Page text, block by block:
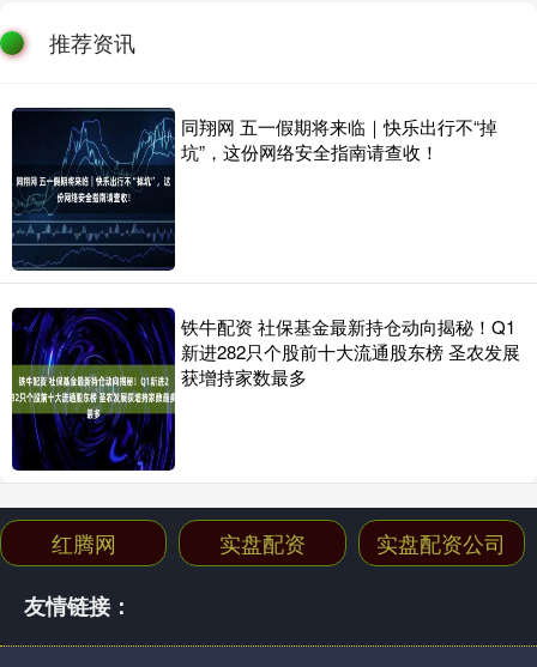
推荐资讯
同翔网 五一假期将来临｜快乐出行不“掉
坑”，这份网络安全指南请查收！
铁牛配资 社保基金最新持仓动向揭秘！Q1
新进282只个股前十大流通股东榜 圣农发展
获增持家数最多
红腾网 实盘配资 实盘配资公司
友情链接：